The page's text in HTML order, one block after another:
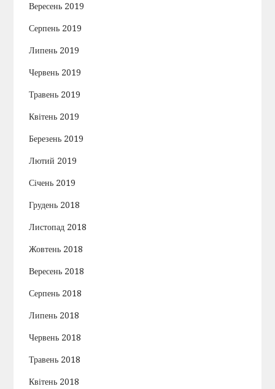
Вересень 2019
Серпень 2019
Липень 2019
Червень 2019
Травень 2019
Квітень 2019
Березень 2019
Лютий 2019
Січень 2019
Грудень 2018
Листопад 2018
Жовтень 2018
Вересень 2018
Серпень 2018
Липень 2018
Червень 2018
Травень 2018
Квітень 2018